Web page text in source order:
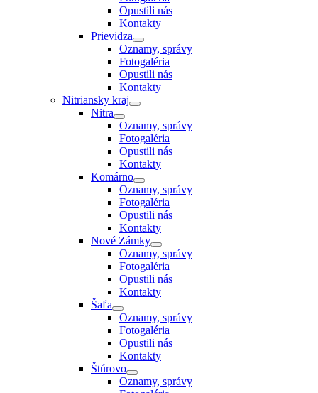
Opustili nás
Kontakty
Prievidza
Oznamy, správy
Fotogaléria
Opustili nás
Kontakty
Nitriansky kraj
Nitra
Oznamy, správy
Fotogaléria
Opustili nás
Kontakty
Komárno
Oznamy, správy
Fotogaléria
Opustili nás
Kontakty
Nové Zámky
Oznamy, správy
Fotogaléria
Opustili nás
Kontakty
Šaľa
Oznamy, správy
Fotogaléria
Opustili nás
Kontakty
Štúrovo
Oznamy, správy